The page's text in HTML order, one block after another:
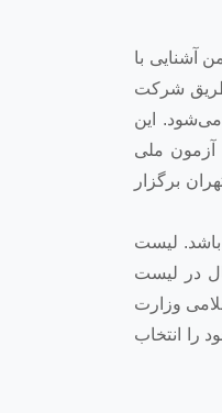
آشنایی با
طریق شرکت
این
آزمون ملی
برگزار
باشد. لیست
در لیست
اعتبار فهرست‌های اعلامی وزارت
را انتخاب